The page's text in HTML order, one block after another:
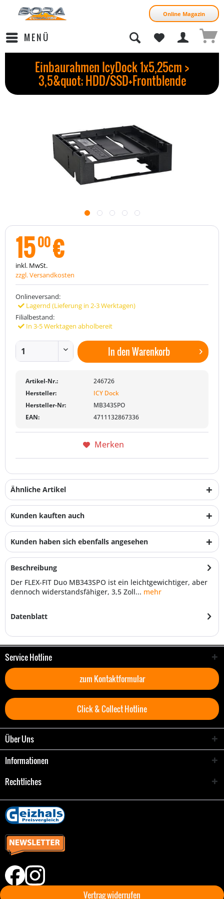
Online Magazin
MENÜ
Einbaurahmen IcyDock 1x5,25cm >
3,5&quot; HDD/SSD+Frontblende
1500€
inkl. MwSt.
zzgl. Versandkosten
Onlineversand:
Lagernd (Lieferung in 2-3 Werktagen)
Filialbestand:
In 3-5 Werktagen abholbereit
In denWarenkorb
Artikel-Nr.:
246726
Hersteller:
ICY Dock
Hersteller-Nr:
MB343SPO
EAN:
4711132867336
Merken
Ähnliche Artikel
Kunden kauften auch
Kunden haben sich ebenfalls angesehen
Beschreibung
Der FLEX-FIT Duo MB343SPO ist ein leichtgewichtiger, aber
dennoch widerstandsfähiger, 3,5 Zoll... mehr
Datenblatt
Service Hotline
zum Kontaktformular
Click & Collect Hotline
Über Uns
Informationen
Rechtliches
Vertrag widerrufen